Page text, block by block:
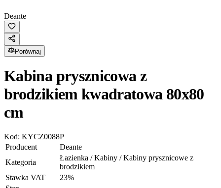
Deante
Porównaj
Kabina prysznicowa z
brodzikiem kwadratowa 80x80
cm
Kod: KYCZ0088P
Producent
Deante
Kategoria
Łazienka / Kabiny / Kabiny prysznicowe z
brodzikiem
Stawka VAT
23%